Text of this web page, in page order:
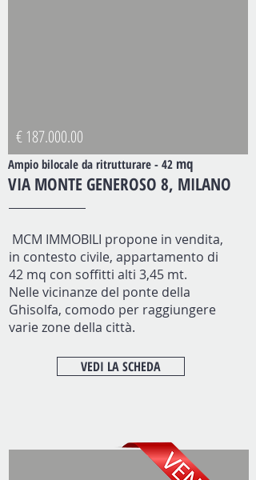
€187.000.00
Ampio bilocale da ritrutturare - 42 mq
VIA MONTE GENEROSO 8, MILANO
MCM IMMOBILI propone in vendita,
in contesto civile, appartamento di
42 mq con soffitti alti 3,45 mt.
Nelle vicinanze del ponte della
Ghisolfa, comodo per raggiungere
varie zone della città.
VEDI LA SCHEDA